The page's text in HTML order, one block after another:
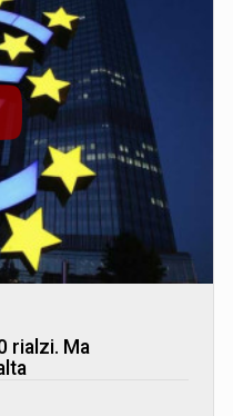
rialzi. Ma